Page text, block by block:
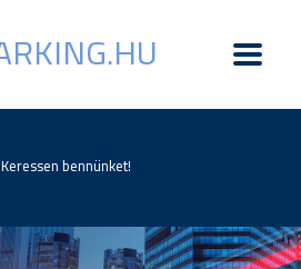
Keressen bennünket!